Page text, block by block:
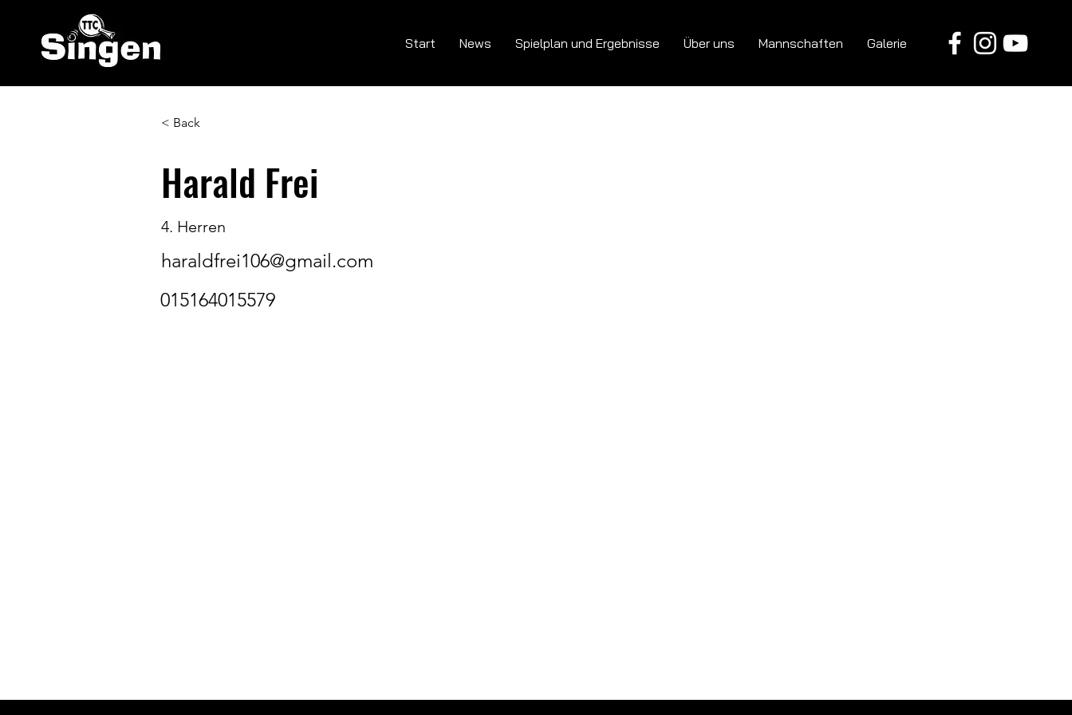
Start News Spielplan und Ergebnisse Über uns Mannschaften Galerie
< Back
Harald Frei
4. Herren
haraldfrei106@gmail.com
015164015579